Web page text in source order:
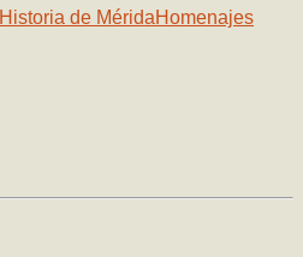
Historia de MéridaHomenajes